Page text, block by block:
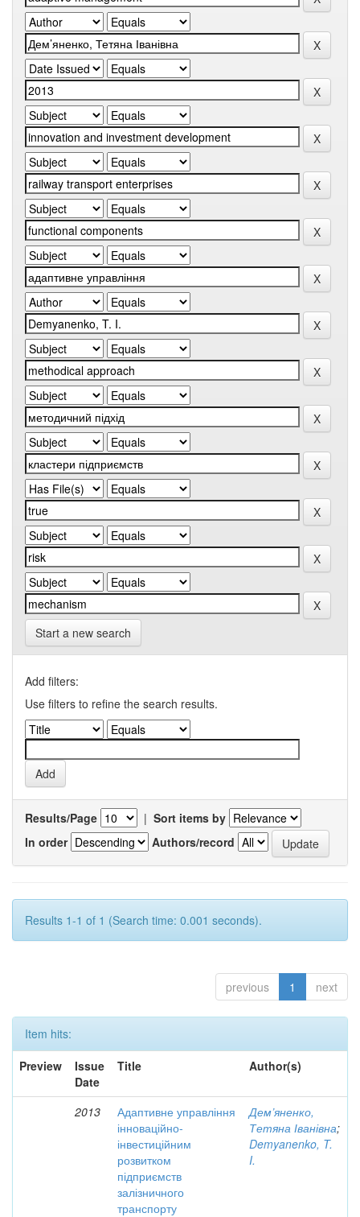
Start a new search
Add filters:
Use filters to refine the search results.
Results/Page | Sort items by
In order
Authors/record
Results 1-1 of 1 (Search time: 0.001 seconds).
previous 1 next
Item hits:
Preview
Issue
Date
Title Author(s)
2013
Адаптивне управління
інноваційно-
інвестиційним
розвитком
підприємств
залізничного
транспорту
Дем’яненко,
Тетяна Іванівна;
Demyanenko, T.
I.